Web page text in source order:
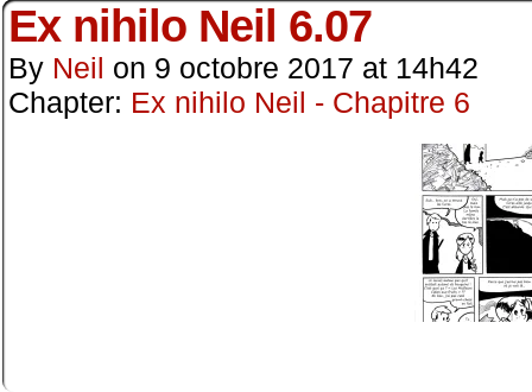
Ex nihilo Neil 6.07
By Neil on 9 octobre 2017 at 14h42
Chapter: Ex nihilo Neil - Chapitre 6